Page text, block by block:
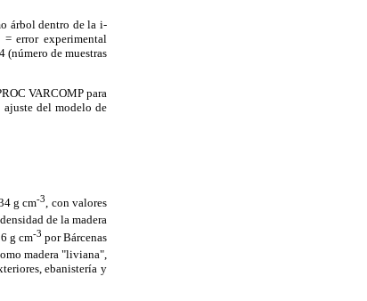
árbol dentro de la i-
= error experimental
(número de muestras
VARCOMP para
ajuste del modelo de
g cm-3, con valores
de la madera
g cm-3 por Bárcenas
madera "liviana",
ebanistería y